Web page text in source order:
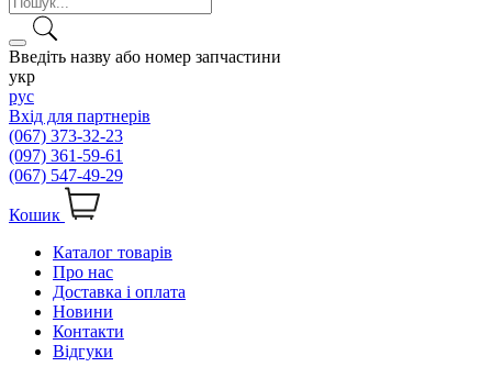
Введіть назву або номер запчастини
укр
рус
Вхід для партнерів
(067) 373-32-23
(097) 361-59-61
(067) 547-49-29
Кошик
Каталог товарів
Про нас
Доставка і оплата
Новини
Контакти
Відгуки